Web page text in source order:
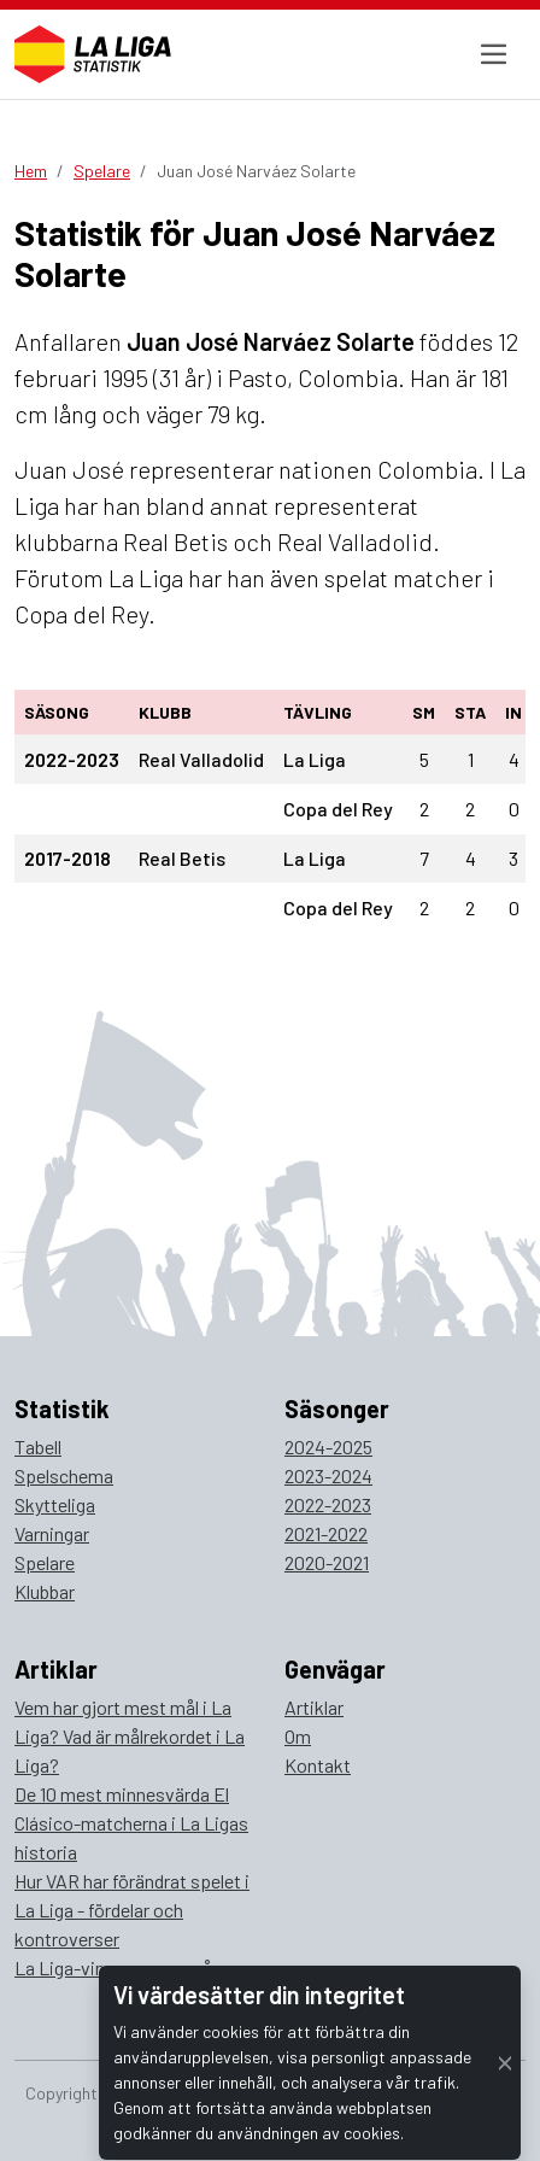
Vi värdesätter din integritet
Vi använder cookies för att förbättra din
användarupplevelsen, visa personligt anpassade
annonser eller innehåll, och analysera vår trafik.
Genom att fortsätta använda webbplatsen
godkänner du användningen av cookies.
Hem Spelare Juan José Narváez Solarte
Statistik för Juan José Narváez
Solarte
Anfallaren Juan José Narváez Solarte föddes 12
februari 1995 (31 år) i Pasto, Colombia. Han är 181
cm lång och väger 79 kg.
Juan José representerar nationen Colombia. I La
Liga har han bland annat representerat
klubbarna Real Betis och Real Valladolid.
Förutom La Liga har han även spelat matcher i
Copa del Rey.
SÄSONG KLUBB TÄVLING SM STA IN
2022-2023 Real Valladolid La Liga 5 1 4
Copa del Rey 2 2 0
2017-2018 Real Betis La Liga 7 4 3
Copa del Rey 2 2 0
Statistik
Tabell
Spelschema
Skytteliga
Varningar
Spelare
Klubbar
Säsonger
2024-2025
2023-2024
2022-2023
2021-2022
2020-2021
Artiklar
Vem har gjort mest mål i La
Liga? Vad är målrekordet i La
Liga?
De 10 mest minnesvärda El
Clásico-matcherna i La Ligas
historia
Hur VAR har förändrat spelet i
La Liga - fördelar och
kontroverser
La Liga-vinnare genom åren
Genvägar
Artiklar
Om
Kontakt
Copyright © 2026 Bombus Interactive i Sverige AB. Alla rättigheter
förbehållna.